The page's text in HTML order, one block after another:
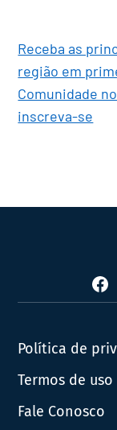
Receba as
região em
Comunidade
inscreva-se
Política de
Termos de uso
Fale Conosco